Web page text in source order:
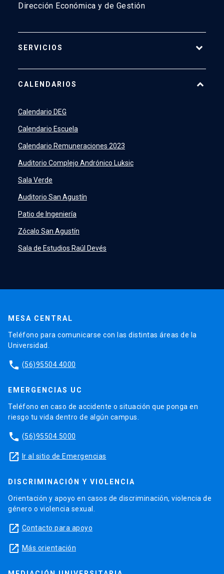
Dirección Económica y de Gestión
SERVICIOS
SIDINGlaunch
Academic Intelligence
PeopleSoftlaunch
ERPlaunch
CALENDARIOS
Calendario DEG
Calendario Escuela
Calendario Remuneraciones 2023
Auditorio Complejo Andrónico Luksic
Sala Verde
Auditorio San Agustín
Patio de Ingeniería
Zócalo San Agustín
Sala de Estudios Raúl Devés
MESA CENTRAL
Teléfono para comunicarse con las distintas áreas de la
Universidad.
phone (56)95504 4000
EMERGENCIAS UC
Teléfono en caso de accidente o situación que ponga en
riesgo tu vida dentro de algún campus.
phone (56)95504 5000
launch Ir al sitio de Emergencias
DISCRIMINACIÓN Y VIOLENCIA
Orientación y apoyo en casos de discriminación, violencia de
género o violencia sexual.
launch Contacto para apoyo
launch Más orientación